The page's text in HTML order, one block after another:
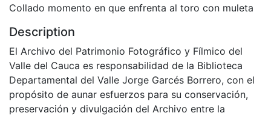
Collado momento en que enfrenta al toro con muleta
Description
El Archivo del Patrimonio Fotográfico y Fílmico del
Valle del Cauca es responsabilidad de la Biblioteca
Departamental del Valle Jorge Garcés Borrero, con el
propósito de aunar esfuerzos para su conservación,
preservación y divulgación del Archivo entre la